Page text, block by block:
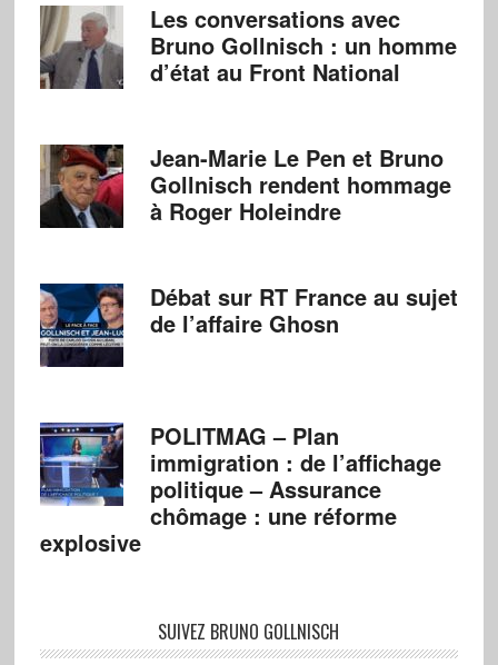
Les conversations avec
Bruno Gollnisch : un homme
d’état au Front National
Jean-Marie Le Pen et Bruno
Gollnisch rendent hommage
à Roger Holeindre
Débat sur RT France au sujet
de l’affaire Ghosn
POLITMAG – Plan
immigration : de l’affichage
politique – Assurance
chômage : une réforme
explosive
SUIVEZ BRUNO GOLLNISCH